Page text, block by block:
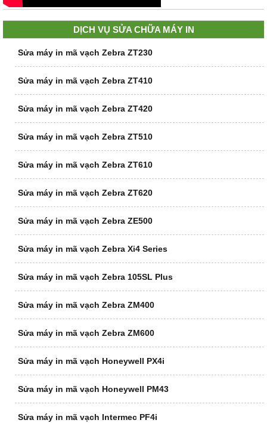
DỊCH VỤ SỬA CHỮA MÁY IN
Sửa máy in mã vạch Zebra ZT230
Sửa máy in mã vạch Zebra ZT410
Sửa máy in mã vạch Zebra ZT420
Sửa máy in mã vạch Zebra ZT510
Sửa máy in mã vạch Zebra ZT610
Sửa máy in mã vạch Zebra ZT620
Sửa máy in mã vạch Zebra ZE500
Sửa máy in mã vạch Zebra Xi4 Series
Sửa máy in mã vạch Zebra 105SL Plus
Sửa máy in mã vạch Zebra ZM400
Sửa máy in mã vạch Zebra ZM600
Sửa máy in mã vạch Honeywell PX4i
Sửa máy in mã vạch Honeywell PM43
Sửa máy in mã vạch Intermec PF4i